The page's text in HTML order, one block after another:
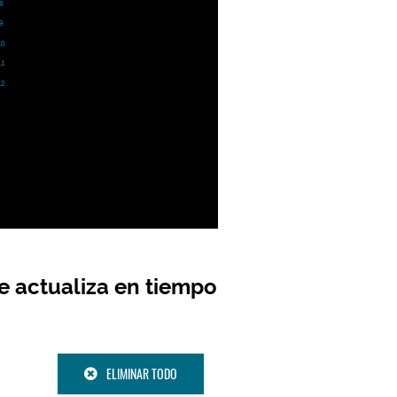
8
9
actualiza en tiempo
ELIMINAR TODO